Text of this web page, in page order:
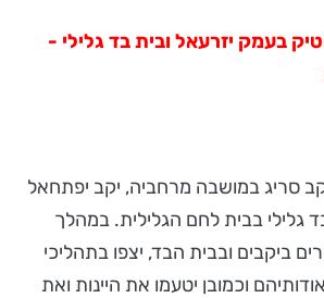
בעמק יזרעאל ובית בד גלילי -
סריג במושבה מרחביה, יקב יפתחאל
גלילי בבית לחם הגלילית. במהלך
ביקבים ובבית הבד, יצפו בתהליכי
וכמובן יטעמו את היינות ואת